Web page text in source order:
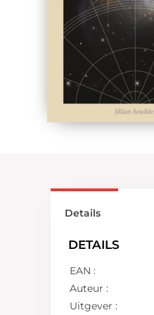
Details
DETAILS
EAN :
Auteur :
Uitgever :